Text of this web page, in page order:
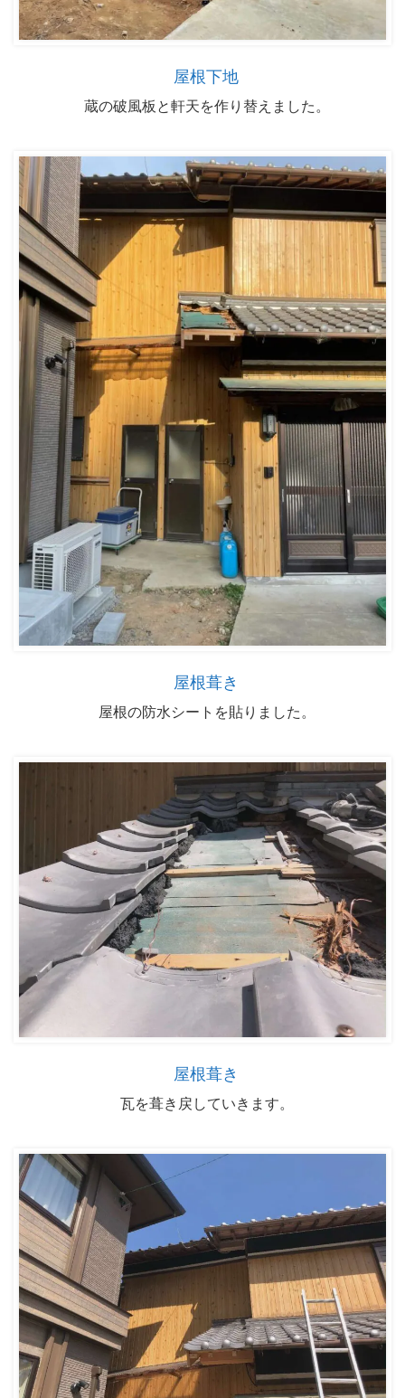
屋根下地
蔵の破風板と軒天を作り替えました。
屋根葺き
屋根の防水シートを貼りました。
屋根葺き
瓦を葺き戻していきます。